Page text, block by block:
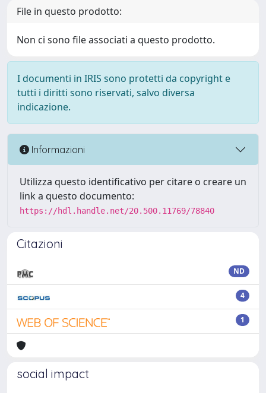
File in questo prodotto:
Non ci sono file associati a questo prodotto.
I documenti in IRIS sono protetti da copyright e
tutti i diritti sono riservati, salvo diversa
indicazione.
Informazioni
Utilizza questo identificativo per citare o creare un
link a questo documento:
https://hdl.handle.net/20.500.11769/78840
Citazioni
ND
4
1
social impact